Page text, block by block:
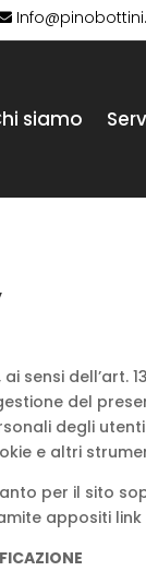
siamo
sensi dell’art.
del
degli
e altri
per il sito
appositi